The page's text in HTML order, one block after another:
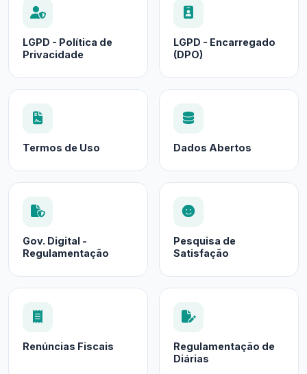
LGPD - Política de
Privacidade
LGPD - Encarregado
(DPO)
Termos de Uso Dados Abertos
Gov. Digital -
Regulamentação
Pesquisa de
Satisfação
Renúncias Fiscais
Regulamentação de
Diárias